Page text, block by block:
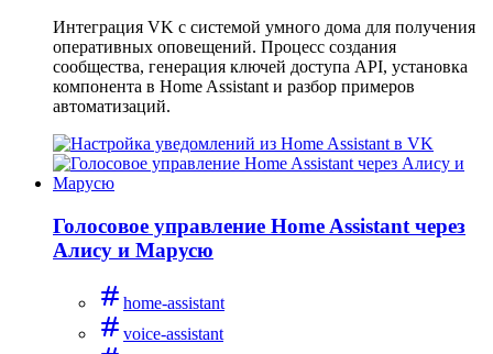
Интеграция VK с системой умного дома для получения
оперативных оповещений. Процесс создания
сообщества, генерация ключей доступа API, установка
компонента в Home Assistant и разбор примеров
автоматизаций.
Голосовое управление Home Assistant через
Алису и Марусю
home-assistant
voice-assistant